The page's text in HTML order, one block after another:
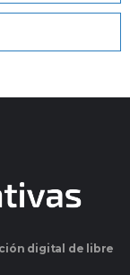
digital de libre